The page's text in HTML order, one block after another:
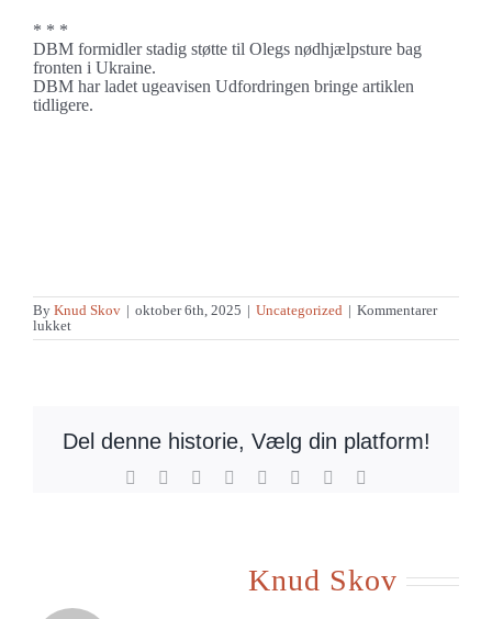
* * *
DBM formidler stadig støtte til Olegs nødhjælpsture bag
fronten i Ukraine.
DBM har ladet ugeavisen Udfordringen bringe artiklen
tidligere.
By Knud Skov | oktober 6th, 2025 | Uncategorized | Kommentarer
lukkettil
En
Del denne historie, Vælg din platform!
Facebook Reddit LinkedIn
TumblrPinterest
Knud Skov